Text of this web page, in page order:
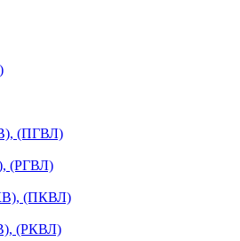
(ПГВЛ)
(РГВЛ)
(ПКВЛ)
(РКВЛ)